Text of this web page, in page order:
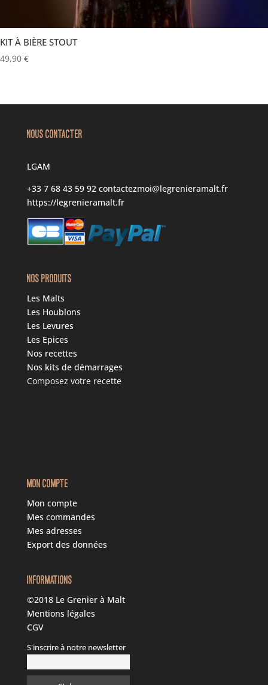
KIT À BIÈRE STOUT
49,90 €
NOUS CONTACTER
LGAM
+33 7 68 43 59 92 contactezmoi@legrenieramalt.fr
https://legrenieramalt.fr
NOS PRODUITS
Les Malts
Les Houblons
Les Levures
Les Epices
Nos recettes
Nos kits de démarrages
Composez votre recette
MON COMPTE
Mon compte
Mes commandes
Mes adresses
Export des données
INFORMATIONS
©2018 Le Grenier à Malt
Mentions légales
CGV
S'inscrire à notre newsletter